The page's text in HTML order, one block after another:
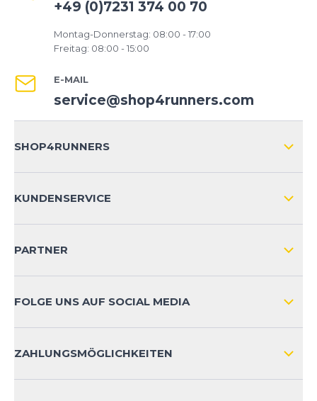
+49 (0)7231 374 00 70
Montag-Donnerstag: 08:00 - 17:00
Freitag: 08:00 - 15:00
E-MAIL
service@shop4runners.com
SHOP4RUNNERS
KUNDENSERVICE
KONTAKT
PRODUKTSICHERHEIT
PARTNER
FOLGE UNS AUF SOCIAL MEDIA
ZAHLUNGSMÖGLICHKEITEN